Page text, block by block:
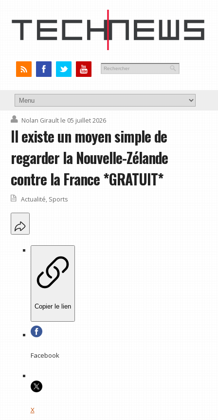
Nolan Girault le 05 juillet 2026
Il existe un moyen simple de
regarder la Nouvelle-Zélande
contre la France *GRATUIT*
Actualité, Sports
Copier le lien
Facebook
X